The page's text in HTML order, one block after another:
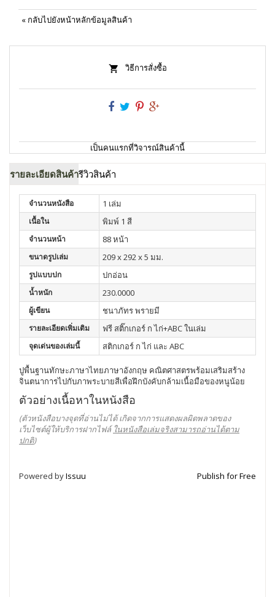
« กลับไปยังหน้าหลักข้อมูลสินค้า
วิธีการสั่งซื้อ
เป็นคนแรกที่วิจารณ์สินค้านี้
รายละเอียดสินค้ารีวิวสินค้า
จำนวนหนังสือ 1 เล่ม
เนื้อใน พิมพ์ 1 สี
จำนวนหน้า 88 หน้า
ขนาดรูปเล่ม 209 x 292 x 5 มม.
รูปแบบปก ปกอ่อน
น้ำหนัก 230.0000
ผู้เขียน ชนาภัทร พรายมี
รายละเอียดเพิ่มเติม ฟรี สติ๊กเกอร์ ก ไก่+ABC ในเล่ม
จุดเด่นของเล่มนี้ สติกเกอร์ ก ไก่ และ ABC
ปูพื้นฐานทักษะภาษาไทยภาษาอังกฤษ คณิตศาสตรพร้อมเสริมสร้าง
จินตนาการไปกับภาพระบายสีเพื่อฝึกบังคับกล้ามเนื้อมือของหนูน้อย
ตัวอย่างเนื้อหาในหนังสือ
(ตัวหนังสือบางจุดที่อ่านไม่ได้ เกิดจากการแสดงผลผิดพลาดของ
เว็บไซต์ผู้ให้บริการฝากไฟล์ ในหนังสือเล่มจริงสามารถอ่านได้ตาม
ปกติ)
Powered byIssuu Publish for Free